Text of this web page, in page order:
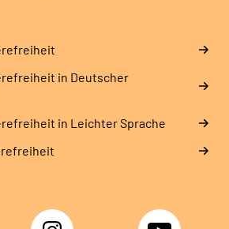
in Deutscher
in Leichter Sprache
Instagram YouTube